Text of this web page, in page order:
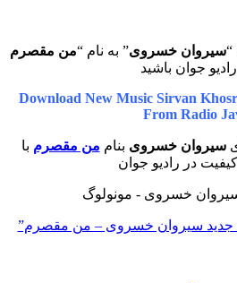
“سیروان خسروی” به نام “من مقصرم
جوان باشید
Download New Music Sirvan
From Radio
سیروان خسروی بنام من مقصرم با
کیفیت در رادیو جوان
جدید سیروان خسروی – من مقصرم”